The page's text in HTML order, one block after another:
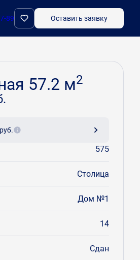
89 Оставить заявку
Забронировать
57.2 м2
575
Столица
Дом №1
14
Сдан